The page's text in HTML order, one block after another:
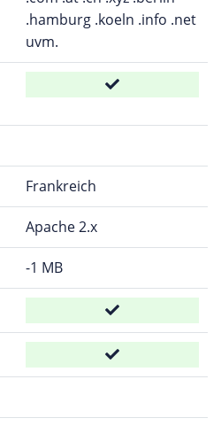
.hamburg .koeln .info .net
uvm.
Frankreich
Apache 2.x
-1 MB